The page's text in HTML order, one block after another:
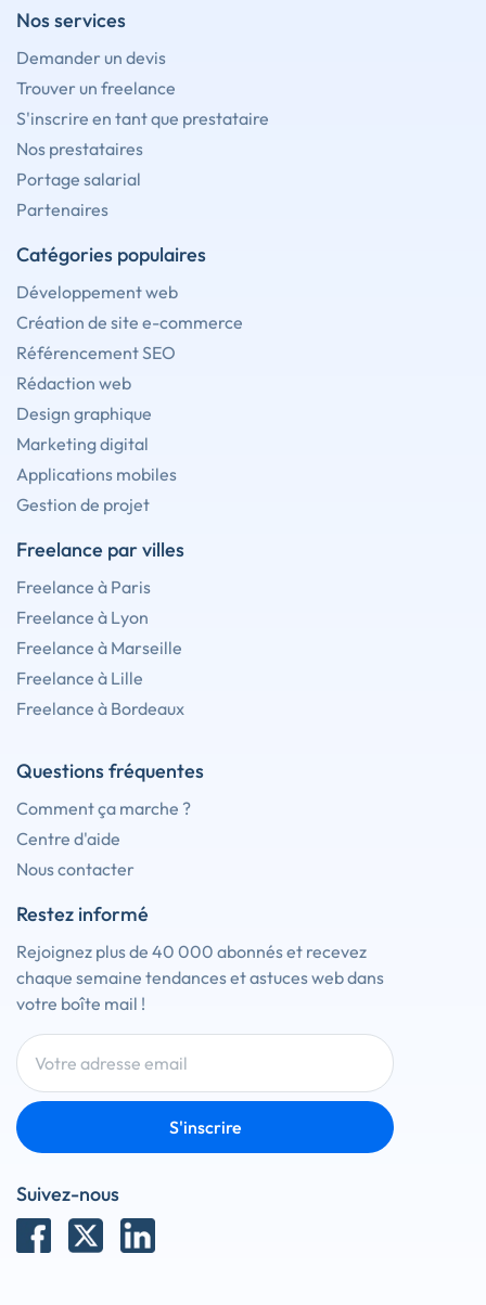
Nos services
Demander un devis
Trouver un freelance
S'inscrire en tant que prestataire
Nos prestataires
Portage salarial
Partenaires
Catégories populaires
Développement web
Création de site e-commerce
Référencement SEO
Rédaction web
Design graphique
Marketing digital
Applications mobiles
Gestion de projet
Freelance par villes
Freelance à Paris
Freelance à Lyon
Freelance à Marseille
Freelance à Lille
Freelance à Bordeaux
Questions fréquentes
Comment ça marche ?
Centre d'aide
Nous contacter
Restez informé
Rejoignez plus de 40 000 abonnés et recevez
chaque semaine tendances et astuces web dans
votre boîte mail !
S'inscrire
Suivez-nous